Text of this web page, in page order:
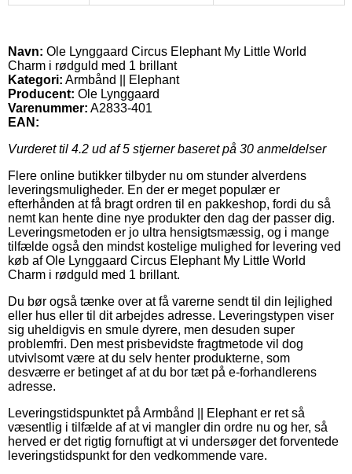
Navn: Ole Lynggaard Circus Elephant My Little World
Charm i rødguld med 1 brillant
Kategori: Armbånd || Elephant
Producent: Ole Lynggaard
Varenummer: A2833-401
EAN:
Vurderet til 4.2 ud af 5 stjerner baseret på 30 anmeldelser
Flere online butikker tilbyder nu om stunder alverdens
leveringsmuligheder. En der er meget populær er
efterhånden at få bragt ordren til en pakkeshop, fordi du så
nemt kan hente dine nye produkter den dag der passer dig.
Leveringsmetoden er jo ultra hensigtsmæssig, og i mange
tilfælde også den mindst kostelige mulighed for levering ved
køb af Ole Lynggaard Circus Elephant My Little World
Charm i rødguld med 1 brillant.
Du bør også tænke over at få varerne sendt til din lejlighed
eller hus eller til dit arbejdes adresse. Leveringstypen viser
sig uheldigvis en smule dyrere, men desuden super
problemfri. Den mest prisbevidste fragtmetode vil dog
utvivlsomt være at du selv henter produkterne, som
desværre er betinget af at du bor tæt på e-forhandlerens
adresse.
Leveringstidspunktet på Armbånd || Elephant er ret så
væsentlig i tilfælde af at vi mangler din ordre nu og her, så
herved er det rigtig fornuftigt at vi undersøger det forventede
leveringstidspunkt for den vedkommende vare.